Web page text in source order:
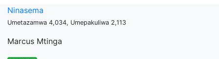
Ninasema
Umetazamwa 4,034, Umepakuliwa 2,113
Marcus Mtinga